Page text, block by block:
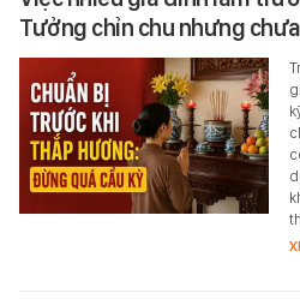
Tưởng chỉn chu nhưng